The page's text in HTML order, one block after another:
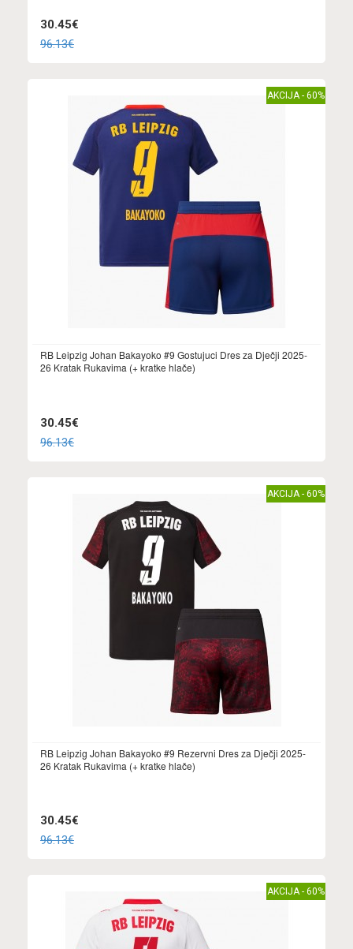
30.45€
96.13€
AKCIJA - 60%
RB Leipzig Johan Bakayoko #9 Gostujuci Dres za Dječji 2025-
26 Kratak Rukavima (+ kratke hlače)
30.45€
96.13€
AKCIJA - 60%
RB Leipzig Johan Bakayoko #9 Rezervni Dres za Dječji 2025-
26 Kratak Rukavima (+ kratke hlače)
30.45€
96.13€
AKCIJA - 60%